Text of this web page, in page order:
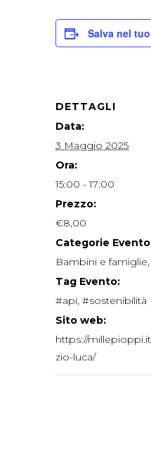
Salva nel
DETTAGLI
Data:
3 Maggio 2025
Ora:
15:00 - 17:00
Prezzo:
€8,00
Categorie
Bambini e famiglie,
Tag Evento:
#api, #sostenibilità
Sito web:
https://
zio-luca/